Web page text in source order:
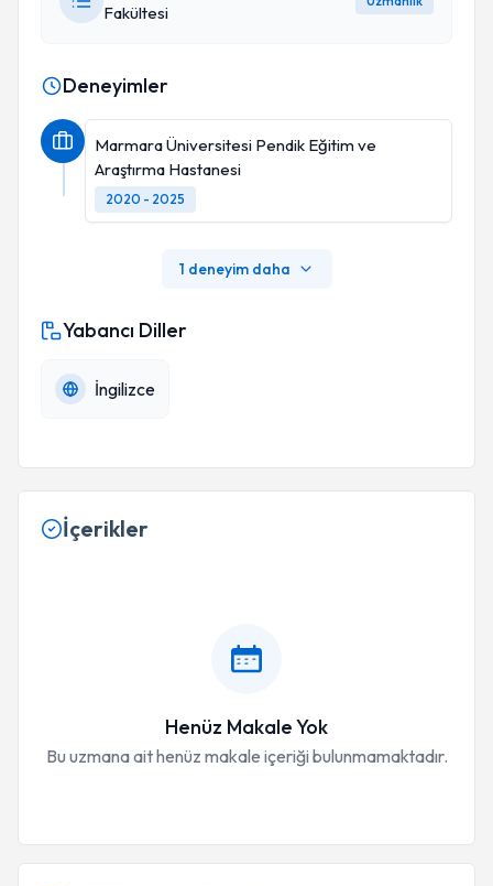
Fakültesi
Deneyimler
Marmara Üniversitesi Pendik Eğitim ve
Araştırma Hastanesi
2020 - 2025
1 deneyim daha
Yabancı Diller
İngilizce
İçerikler
Henüz Makale Yok
Bu uzmana ait henüz makale içeriği bulunmamaktadır.